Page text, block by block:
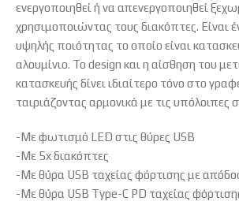
ενεργοποιηθεί ή να απενεργοποιηθεί
χρησιμοποιώντας τους διακόπτες. Είναι
υψηλής ποιότητας το οποίο είναι
αλουμίνιο. Το design και η αίσθηση του
κατασκευής δίνει ιδιαίτερο τόνο στο
ταιριάζοντας αρμονικά με τις υπόλοιπες
-Με φωτισμό LED στις θύρες USB
-Με 5x διακόπτες
-Με θύρα USB ταχείας φόρτισης με
-Με θύρα USB Type-C PD ταχείας